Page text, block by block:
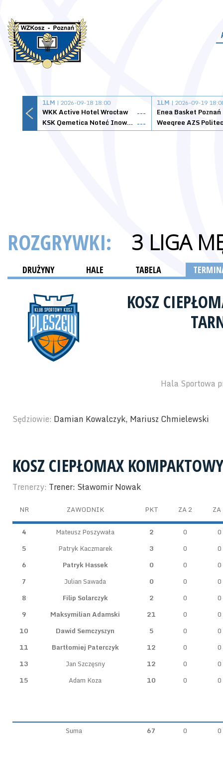
1LM | 2026-09-18 18:00
WKK Active Hotel Wrocław
---
KSK Qemetica Noteć Inowrocław ---
1LM | 2026-09-19
Enea Basket Poznań
ROZGRYWKI: 3 LIGA
DRUŻYNY HALE TABELA
KOSZ
Hala Sportowa
Sędziowie: Damian Kowalczyk, Mariusz Chmielewski
KOSZ CIEPŁOMAX
Trenerzy: Trener: Sławomir Nowak
NR ZAWODNIK PKT ZA 2 ZA
4 Mateusz Poszywała 2 0
0
5
Patryk Kaczmarek 3 0
0
6
Patryk Hassek 0 0
0
7
Julian Sawada 0 0
0
8
Filip Solarczyk 2 0
0
9
Maksymilian Adamski 21 0
0
10
Dawid Semczyszyn 5 0
0
11
Bartłomiej Paterczyk 12 0
0
13
Jan Szczęsny 12 0
0
15
Adam Koza 10 0 0
Suma 67 0 0